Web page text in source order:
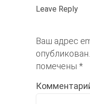
Leave Reply
Ваш адрес
опубликован.
помечены *